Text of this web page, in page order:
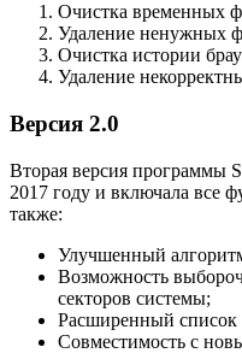
Очистка временных
Удаление ненужных
Очистка истории
Удаление
Версия 2.0
Вторая версия программы
2017 году и включала все
также:
Улучшенный
Возможность
секторов системы;
Расширенный список
Совместимость с